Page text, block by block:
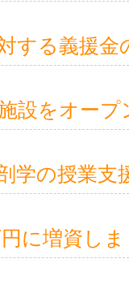
する義援金
設をオープ
学の授業支
に増資し